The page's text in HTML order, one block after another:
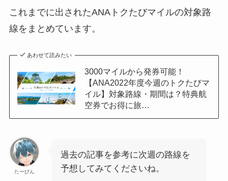
これまでに出されたANAトクたびマイルの対象路
線をまとめています。
あわせて読みたい
3000マイルから発券可能！
【ANA2022年度今週のトクたびマ
イル】対象路線・期間は？特典航
空券でお得に旅…
たーびん
過去の記事を参考に次週の路線を
予想してみてくださいね。